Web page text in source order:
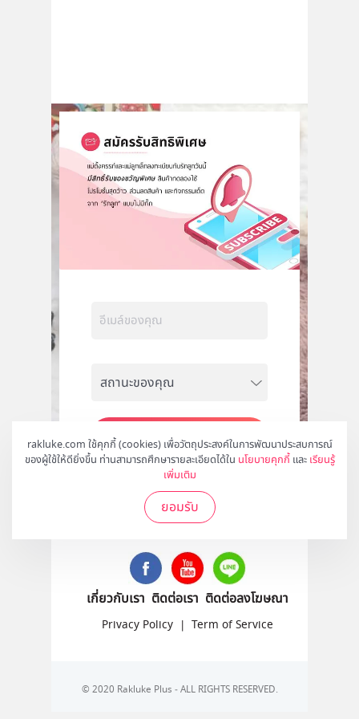
rakluke.com ใช้คุกกี้ (cookies) เพื่อวัตถุประสงค์ในการพัฒนาประสบการณ์
ของผู้ใช้ให้ดียิ่งขึ้น ท่านสามารถศึกษารายละเอียดได้ใน นโยบายคุกกี้ และ เรียนรู้
เพิ่มเติม
ยอมรับ
สมัคร
ติดตามเราได้ที่
เกี่ยวกับเรา ติดต่อเรา ติดต่อลงโฆษณา
Privacy Policy | Term of Service
© 2020 Rakluke Plus - ALL RIGHTS RESERVED.